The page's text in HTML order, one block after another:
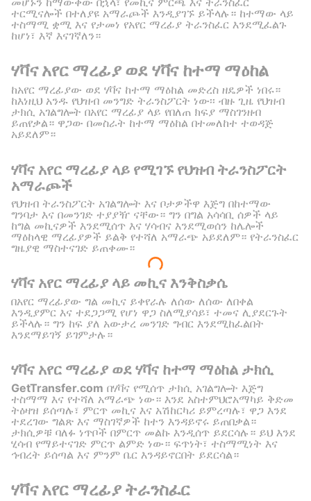
ተርሚናሎች በተለያዩ አማራጮች እንዲያገኙ ይችላሉ። ከተማው ላይ
ተስማሚ ቋሚ እና የታመነ የአየር ማረፊያ ትራንስፈር እንደሚፈልጉ
ከሆነ፣ እኛ እናገኛለን።
ሃቫና አየር ማረፊያ ወደ ሃቫና ከተማ ማዕከል
ከአየር ማረፊያው ወደ ሃቫና ከተማ ማዕከል መድረስ ዘዴዎች ነበሩ።
ከእነዚህ አንዱ የህዝብ መንግድ ትራንስፖርት ነው፡፡ ብዙ ጊዜ የህዝብ
ታክሲ አገልግሎት በአየር ማረፊያ ላይ የበለጠ ክፍያ ማስገንዘብ
ይጠየቃል። ዋጋው በመስራት ከተማ ማዕከል በተመለከተ ተወዳጅ
አይደለም።
ሃቫና አየር ማረፊያ ላይ የሚገኙ የህዝብ ትራንስፖርት
አማራጮች
የህዝብ ትራንስፖርት አገልግሎት እና ቦታዎችዋ እጅግ በከተማው
ግንባታ እና በመንገድ ተያያዥ ናቸው። ግን በግል አሳሳቢ ሰዎች ላይ
ከግል መኪናዎች እንደሚሰጥ እና ሃሳብና እንደሚወሰን ከሌሎች
ማዕከላዊ ማረፊያዎች ይልቅ የተሻለ አማራጭ አይደለም። የትራንስፈር
ግዜያዊ ማስተናገድ ይጠቀሙ።
ሃቫና አየር ማረፊያ ላይ መኪና እንቅስቃሴ
በአየር ማረፊያው ግል መኪና ይቀየራሉ ለሰው ለሰው ለበቀል
እንዲያምር እና ተደጋጋሚ የሆነ ዋጋ ስለሚያሳይ፣ ተመና ሊያደርጉት
ይችላሉ። ግን ከፍ ያለ አውታረ መንገድ ግብር እንደሚከፈልበት
እንደማይገኝ ይገምታሉ።
ሃቫና አየር ማረፊያ ወደ ሃቫና ከተማ ማዕከል ታክሲ
GetTransfer.com በሃቫና የሚሰጥ ታክሲ አገልግሎት እጅግ
ተስማማ እና የተሻለ አማራጭ ነው። እንደ አስተምህሮአማካይ ቅድመ
ትዕዛዝ ይሰጣሉ፣ ምርጥ መኪና እና አሽከርካሪ ይምረጣሉ፣ ዋጋ እንደ
ተደረገው ግልጽ እና ማስገኛዎች ከተን እንዳይኖሩ ይጠበቃል።
ታክሲዎቹ ባለፉ ነጥቦች በምርጥ መልኩ እንዲሰጥ ይደርሳሉ። ይህ እንደ
ሂሳብ የማይተናገድ ምርጥ ልምድ ነው። ፍጥነት፣ ተስማሚነት እና
ኅብረት ይሰጣል እና ምንም ቤር እንዳይኖርበት ይደርሳል።
ሃቫና አየር ማረፊያ ትራንስፈር